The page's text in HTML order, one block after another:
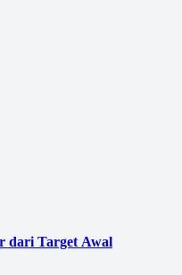
dari Target Awal